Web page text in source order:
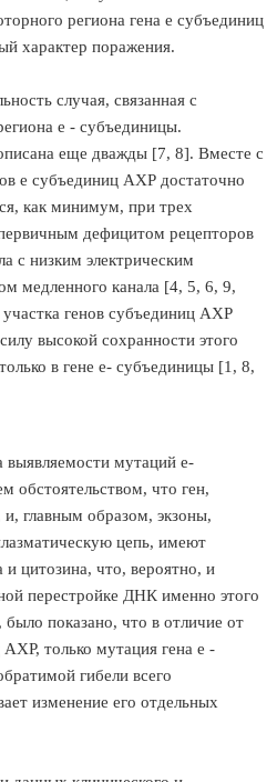
региона гена e субъединиц
характер поражения.
случая, связанная с
e - субъединицы.
еще дважды [7, 8]. Вместе с
e субъединиц AХР достаточно
как минимум, при трех
дефицитом рецепторов
с низким электрическим
медленного канала [4, 5, 6, 9,
генов субъединиц АХР
высокой сохранности этого
в гене e- субъединицы [1, 8,
выявляемости мутаций e-
обстоятельством, что ген,
главным образом, экзоны,
цепь, имеют
цитозина, что, вероятно, и
перестройке ДНК именно этого
показано, что в отличие от
только мутация гена e -
гибели всего
изменение его отдельных